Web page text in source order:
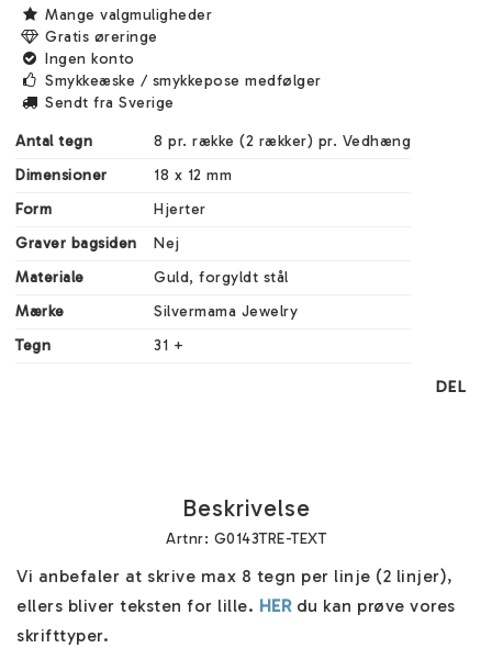
Mange valgmuligheder
Gratis øreringe
Ingen konto
Smykkeæske / smykkepose medfølger
Sendt fra Sverige
Antal tegn
8 pr. række (2 rækker) pr. Vedhæng
Dimensioner
18 x 12 mm
Form
Hjerter
Graver bagsiden
Nej
Materiale
Guld, forgyldt stål
Mærke
Silvermama Jewelry
Tegn
31 +
DEL
Beskrivelse
Artnr: G0143TRE-TEXT
Vi anbefaler at skrive max 8 tegn per linje (2 linjer),
ellers bliver teksten for lille. HER du kan prøve vores
skrifttyper.